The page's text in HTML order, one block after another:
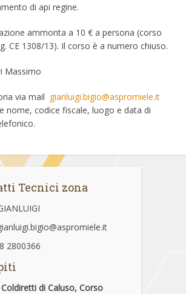
di api regine.
ammonta a 10 € a persona (corso
CE 1308/13). Il corso è a numero chiuso.
Massimo
via mail gianluigi.bigio@aspromiele.it
nome, codice fiscale, luogo e data di
Tecnici zona
2800366
di Caluso, Corso